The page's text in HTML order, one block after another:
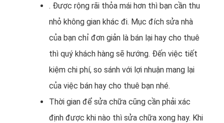
. Được rộng rãi thỏa mái hơn thì bạn cần thu
nhỏ không gian khác đi. Mục đích sửa nhà
của bạn chỉ đơn giản là bán lại hay cho thuê
thì quý khách hàng sẽ hướng. Đến việc tiết
kiệm chi phí, so sánh với lợi nhuận mang lại
của việc bán hay cho thuê bạn nhé.
Thời gian để sửa chữa cũng cần phải xác
định được khi nào thì sửa chữa xong hay. Khi